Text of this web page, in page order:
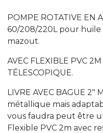
POMPE ROTATIVE EN
60/208/220L pour huile
AVEC FLEXIBLE PVC
LIVRE AVEC BAGUE
métallique mais
vous faudra peut être
Flexible PVC 2m avec